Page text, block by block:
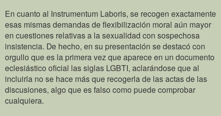
En cuanto al Instrumentum Laboris, se recogen exactamente
esas mismas demandas de flexibilización moral aún mayor
en cuestiones relativas a la sexualidad con sospechosa
insistencia. De hecho, en su presentación se destacó con
orgullo que es la primera vez que aparece en un documento
eclesiástico oficial las siglas LGBTI, aclarándose que al
incluirla no se hace más que recogerla de las actas de las
discusiones, algo que es falso como puede comprobar
cualquiera.